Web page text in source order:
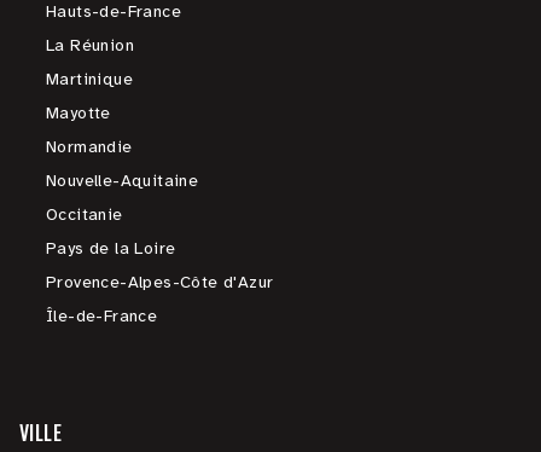
Hauts-de-France
La Réunion
Martinique
Mayotte
Normandie
Nouvelle-Aquitaine
Occitanie
Pays de la Loire
Provence-Alpes-Côte d'Azur
Île-de-France
VILLE